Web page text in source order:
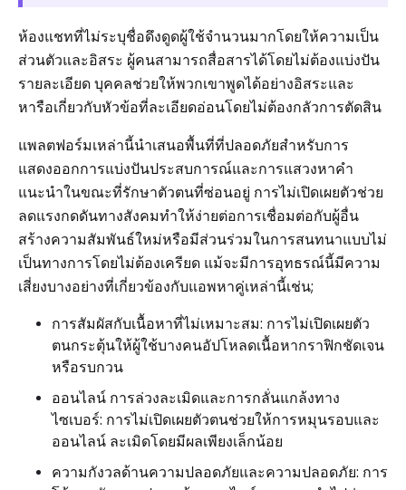
ห้องแชทที่ไม่ระบุชื่อดึงดูดผู้ใช้จำนวนมากโดยให้ความเป็น
ส่วนตัวและอิสระ ผู้คนสามารถสื่อสารได้โดยไม่ต้องแบ่งปัน
รายละเอียด บุคคลช่วยให้พวกเขาพูดได้อย่างอิสระและ
หารือเกี่ยวกับหัวข้อที่ละเอียดอ่อนโดยไม่ต้องกลัวการตัดสิน
แพลตฟอร์มเหล่านี้นำเสนอพื้นที่ที่ปลอดภัยสำหรับการ
แสดงออกการแบ่งปันประสบการณ์และการแสวงหาคำ
แนะนำในขณะที่รักษาตัวตนที่ซ่อนอยู่ การไม่เปิดเผยตัวช่วย
ลดแรงกดดันทางสังคมทำให้ง่ายต่อการเชื่อมต่อกับผู้อื่น
สร้างความสัมพันธ์ใหม่หรือมีส่วนร่วมในการสนทนาแบบไม่
เป็นทางการโดยไม่ต้องเครียด แม้จะมีการอุทธรณ์นี้มีความ
เสี่ยงบางอย่างที่เกี่ยวข้องกับแอพหาคู่เหล่านี้เช่น;
การสัมผัสกับเนื้อหาที่ไม่เหมาะสม: การไม่เปิดเผยตัว
ตนกระตุ้นให้ผู้ใช้บางคนอัปโหลดเนื้อหากราฟิกชัดเจน
หรือรบกวน
ออนไลน์ การล่วงละเมิดและการกลั่นแกล้งทาง
ไซเบอร์: การไม่เปิดเผยตัวตนช่วยให้การหมุนรอบและ
ออนไลน์ ละเมิดโดยมีผลเพียงเล็กน้อย
ความกังวลด้านความปลอดภัยและความปลอดภัย: การ